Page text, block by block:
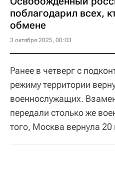
поблагодарил всех,
обмене
3 октября 2025, 00:03
Ранее в четверг с
режиму территории
военнослужащих.
передали столько же
того, Москва вернула